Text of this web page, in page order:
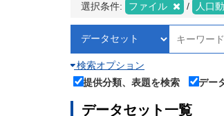
選択条件: ファイル 人口
検索オプション
提供分類、表題を検索
デー
データセット一覧